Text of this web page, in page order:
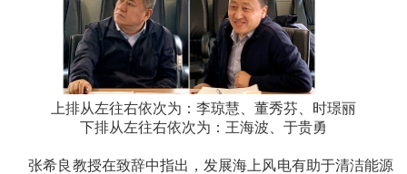
上排从左往右依次为：李琼慧、董秀芬、时璟丽
下排从左往右依次为：王海波、于贵勇
张希良教授在致辞中指出，发展海上风电有助于清洁能源